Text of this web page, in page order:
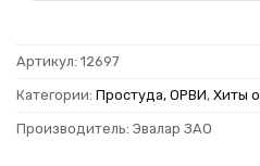
Артикул: 12697
Категории: Простуда, ОРВИ, Хиты
Производитель: Эвалар ЗАО